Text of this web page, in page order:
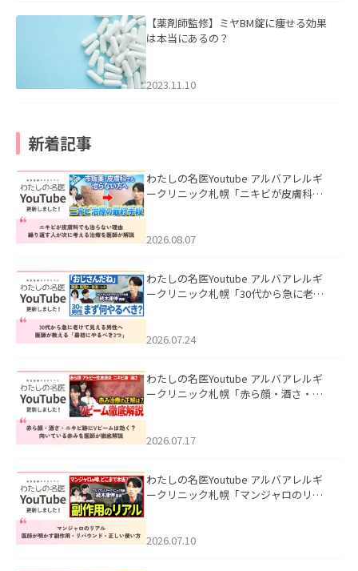
【薬剤師監修】ミヤBM錠に痩せる効果
は本当にあるの？
2023.11.10
新着記事
わたしの名医Youtube アルバアレルギ
ークリニック札幌「ニキビが皮膚科で
ました。
2026.08.07
わたしの名医Youtube アルバアレルギ
ークリニック札幌「30代から急に老け
た。
2026.07.24
わたしの名医Youtube アルバアレルギ
ークリニック札幌「赤ら顔・酒さ・ニ
した。
2026.07.17
わたしの名医Youtube アルバアレルギ
ークリニック札幌「マンジャロのリア
た。
2026.07.10